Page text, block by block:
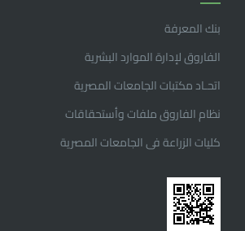
بنك المعرفة
الفاروق ﻹدارة الموارد البشرية
اتحـاد مكتبات الجامعات المصرية
نظام الفاروق ملفات وأستحقاقات
كليات الزراعة فى الجامعات المصرية